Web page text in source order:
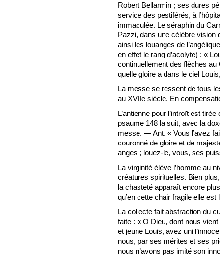
Robert Bellarmin ; ses dures
service des pestiférés, à
immaculée. Le séraphin du
Pazzi, dans une célèbre vision
ainsi les louanges de
en effet le rang d’acolyte) : «
continuellement des flèches
quelle gloire a dans le ciel
La messe se ressent de tous
au XVIIe siècle. En
L’antienne pour l’introït est
psaume 148 la suit, avec la
messe. — Ant. « Vous l’avez
couronné de gloire et de
anges ; louez-le, vous, ses
La virginité élève l’homme au
créatures spirituelles. Bien
la chasteté apparaît encore
qu’en cette chair fragile elle est
La collecte fait abstraction du
faite : « O Dieu, dont nous
et jeune Louis, avez uni
nous, par ses mérites et ses
nous n’avons pas imité son